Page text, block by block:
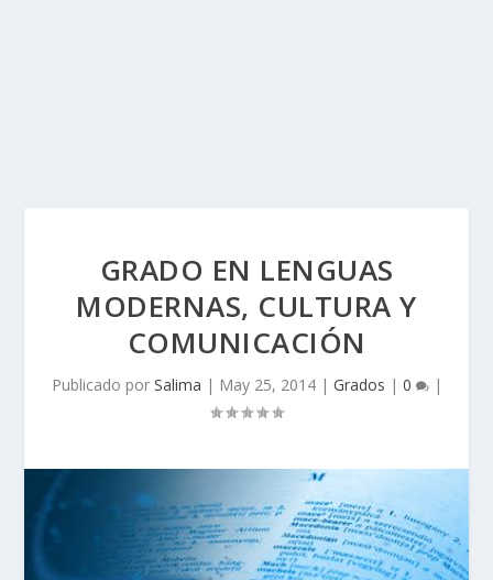
GRADO EN LENGUAS
MODERNAS, CULTURA Y
COMUNICACIÓN
Publicado por Salima | May 25, 2014| Grados | 0 |